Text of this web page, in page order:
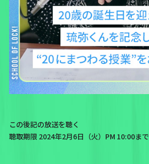
この後記の放送を聴く
聴取期限 2024年2月6日（火）PM 10:00まで